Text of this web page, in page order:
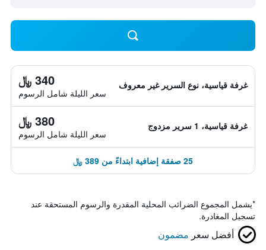
غرفة قياسية، نوع السرير غير معروف 340 ﷼
سعر الليلة شامل الرسوم
غرفة قياسية، 1 سرير مزدوج 380 ﷼
سعر الليلة شامل الرسوم
25 صفقة إضافية ابتداءً من 389 ﷼
*يشمل المجموع الضرائب المحلية المقدرة والرسوم المستحقة عند
تسجيل المغادرة.
أفضل سعر مضمون